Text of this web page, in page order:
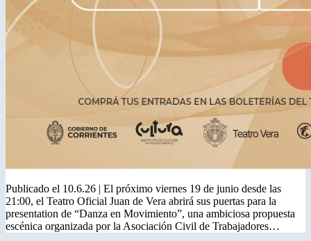
Publicado el 10.6.26 | El próximo viernes 19 de junio desde las
21:00, el Teatro Oficial Juan de Vera abrirá sus puertas para la
presentation de “Danza en Movimiento”, una ambiciosa propuesta
escénica organizada por la Asociación Civil de Trabajadores…